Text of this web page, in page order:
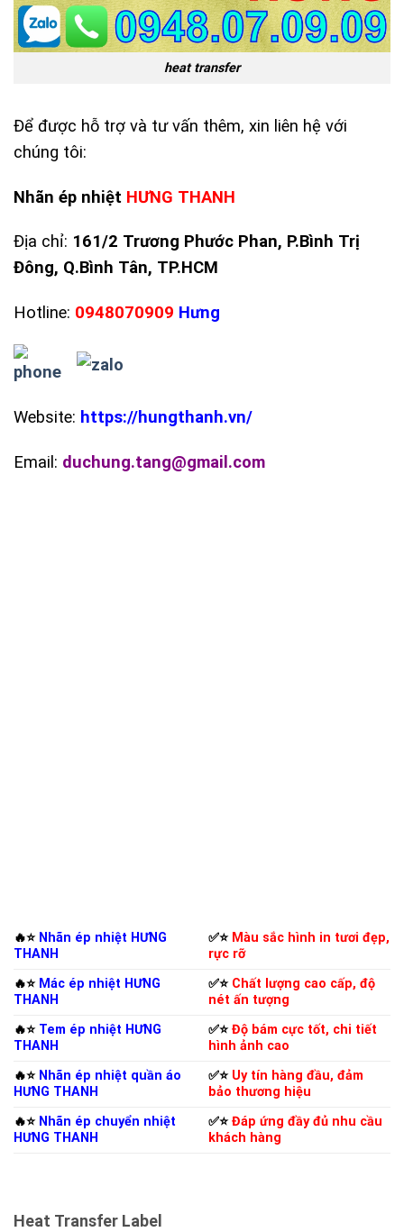
heat transfer
Để được hỗ trợ và tư vấn thêm, xin liên hệ với
chúng tôi:
Nhãn ép nhiệt HƯNG THANH
Địa chỉ: 161/2 Trương Phước Phan, P.Bình Trị
Đông, Q.Bình Tân, TP.HCM
Hotline: 0948070909 Hưng
Website: https://hungthanh.vn/
Email: duchung.tang@gmail.com
🔥⭐️ Nhãn ép nhiệt HƯNG
THANH
✅⭐️ Màu sắc hình in tươi đẹp,
rực rỡ
🔥⭐️ Mác ép nhiệt HƯNG
THANH
✅⭐️ Chất lượng cao cấp, độ
nét ấn tượng
🔥⭐️ Tem ép nhiệt HƯNG
THANH
✅⭐️Độ bám cực tốt, chi tiết
hình ảnh cao
🔥⭐️ Nhãn ép nhiệt quần áo
HƯNG THANH
✅⭐️ Uy tín hàng đầu, đảm
bảo thương hiệu
🔥⭐️ Nhãn ép chuyển nhiệt
HƯNG THANH
✅⭐️Đáp ứng đầy đủ nhu cầu
khách hàng
Heat Transfer Label